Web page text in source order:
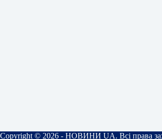
Copyright © 2026 - НОВИНИ UA. Всі права